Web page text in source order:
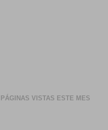
PÁGINAS VISTAS ESTE MES